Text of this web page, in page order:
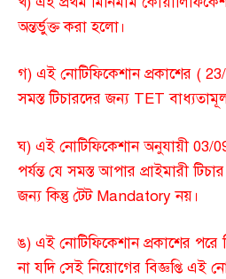
অন্তর্ভুক্ত করা হলো।
গ) এই নোটিফিকেশান প্রকাশের (
সমস্ত টিচারদের জন্য TET
ঘ) এই নোটিফিকেশান অনুযায়ী 03/
পর্যন্ত যে সমস্ত আপার প্রাইমারী
জন্য কিন্তু টেট Mandatory নয়।
ঙ) এই নোটিফিকেশান প্রকাশের
না যদি সেই নিয়োগের বিজ্ঞপ্তি এই